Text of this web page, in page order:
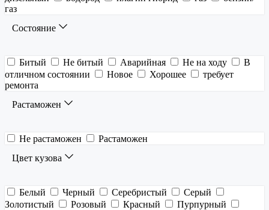
газ
Состояние
Битый Не битый Аварийная Не на ходу
В
отличном состоянии
Новое Хорошее
требует
ремонта
Растаможен
Не растаможен
Растаможен
Цвет кузова
Белый Черный Серебристый
Серый
Золотистый
Розовый Красный
Пурпурный